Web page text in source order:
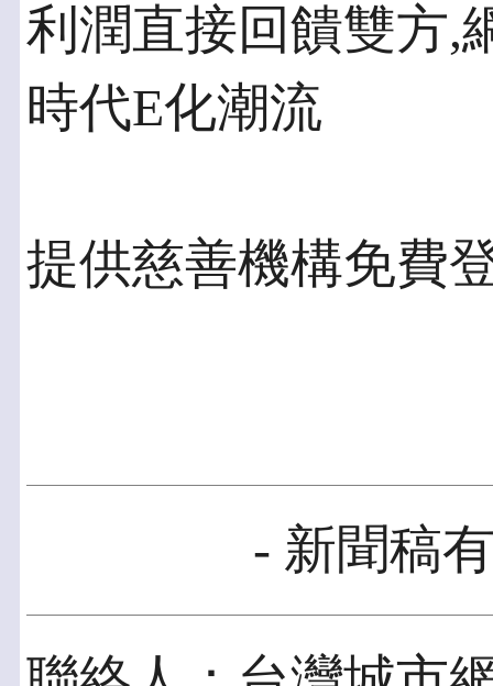
利潤直接回饋雙方,
時代E化潮流
提供慈善機構免費
- 新聞稿